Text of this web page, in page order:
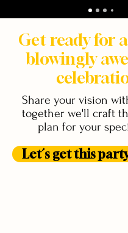
Get ready for
blowingly
Share your vision
together we'll craft
plan for your
Let´s get this